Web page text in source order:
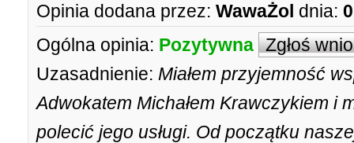
Opinia dodana przez: WawaŻol dnia:
Ogólna opinia: Pozytywna Zgłoś
Uzasadnienie: Miałem przyjemność
Adwokatem Michałem Krawczykiem i
polecić jego usługi. Od początku